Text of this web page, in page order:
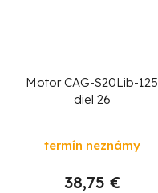
Motor CAG-S20Lib-125
diel 26
termín neznámy
38,75 €